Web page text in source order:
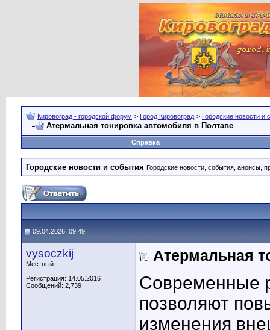
Кировоград - городской форум > Город Кировоград > Городские новости и
Атермальная тонировка автомобиля в Полтаве
Справка
Городские новости и события Городские новости, события, анонсы,
09.04.2026, 09:49
vysoczkij
Местный
Регистрация: 14.05.2016
Сообщений: 2,739
Атермальная
Современные
позволяют
изменения